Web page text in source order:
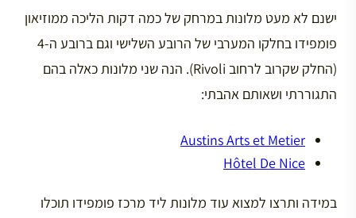
ישנם לא מעט מלונות במרחק של כמה דקות הליכה ממוזיאון
פומפידו בחלקו המערבי של הרובע השלישי וגם ברובע ה-4
(החלק שקרוב לרחוב Rivoli). הנה שני מלונות כאלה בהם
התגוררתי ושאותם אהבתי:
Austins Arts et Metier
Hôtel De Nice
במידה ותרצו למצוא עוד מלונות ליד מרכז פומפידו תוכלו